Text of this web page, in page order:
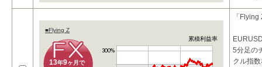
リスク
■Flying Z
累積利益率
13年9ヶ月で
「Flying
5分足の
クル指